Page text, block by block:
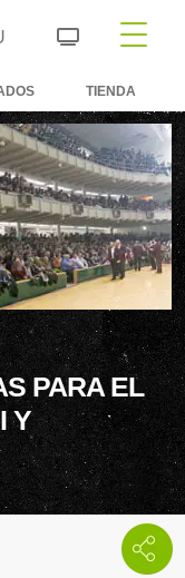
TIENDA
PARA EL
Y